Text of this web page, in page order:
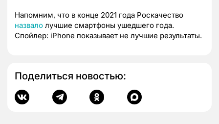
Напомним, что в конце 2021 года Роскачество
назвало лучшие смартфоны ушедшего года.
Спойлер: iPhone показывает не лучшие результаты.
Поделиться новостью: